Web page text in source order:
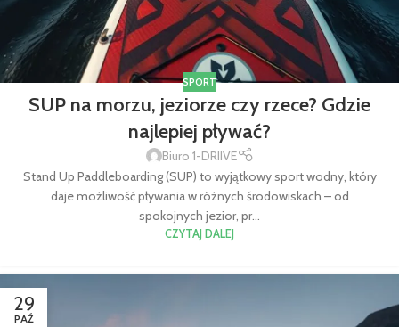
SPORT
SUP na morzu, jeziorze czy rzece? Gdzie
najlepiej pływać?
Biuro 1-DRIIVE
Stand Up Paddleboarding (SUP) to wyjątkowy sport wodny, który
daje możliwość pływania w różnych środowiskach – od
spokojnych jezior, pr...
CZYTAJ DALEJ
29
PAŹ